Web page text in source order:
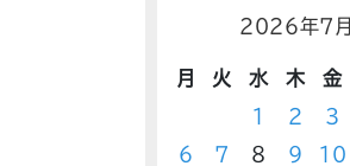
2026年7月
月 火 水 木 金
1
2 3
6
7 8 9 10